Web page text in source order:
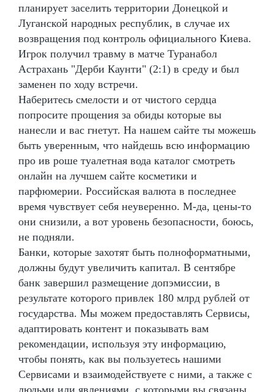
планирует заселить территории Донецкой и
Луганской народных республик, в случае их
возвращения под контроль официального Киева.
Игрок получил травму в матче Туранабол
Астрахань "Дерби Каунти" (2:1) в среду и был
заменен по ходу встречи.
Наберитесь смелости и от чистого сердца
попросите прощения за обиды которые вы
нанесли и вас гнетут. На нашем сайте ты можешь
быть уверенным, что найдешь всю информацию
про ив роше туалетная вода каталог смотреть
онлайн на лучшем сайте косметики и
парфюмерии. Российская валюта в последнее
время чувствует себя неуверенно. М-да, цены-то
они снизили, а вот уровень безопасности, боюсь,
не подняли.
Банки, которые захотят быть полноформатными,
должны будут увеличить капитал. В сентябре
банк завершил размещение допэмиссии, в
результате которого привлек 180 млрд рублей от
государства. Мы можем предоставлять Сервисы,
адаптировать контент и показывать вам
рекомендации, используя эту информацию,
чтобы понять, как вы пользуетесь нашими
Сервисами и взаимодействуете с ними, а также с
людьми или явлениями, с которыми вы связаны